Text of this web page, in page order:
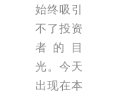
始终吸引
不了投资
者的目
光。今天
出现在本